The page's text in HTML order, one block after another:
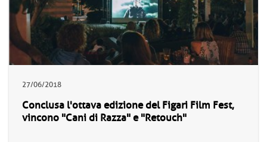
27/06/2018
Conclusa l'ottava edizione del Figari Film Fest,
vincono "Cani di Razza" e "Retouch"